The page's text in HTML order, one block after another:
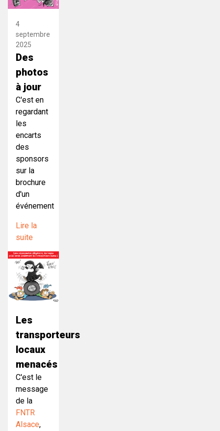
4
septembre
2025
Des
photos
à jour
C'est en
regardant
les
encarts
des
sponsors
sur la
brochure
d'un
événement
Lire la
suite
Les
transporteurs
locaux
menacés
C'est le
message
de la
FNTR
Alsace,